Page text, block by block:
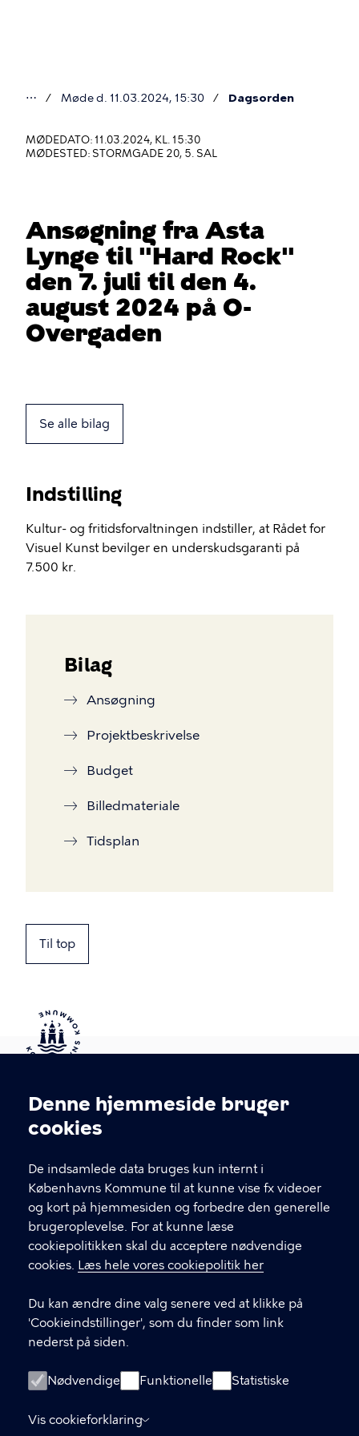
Cookieindstillinger
Denne hjemmeside bruger
cookies
De indsamlede data bruges kun internt i
Københavns Kommune til at kunne vise fx videoer
og kort på hjemmesiden og forbedre den generelle
brugeroplevelse. For at kunne læse
cookiepolitikken skal du acceptere nødvendige
cookies. Læs hele vores cookiepolitik her
Du kan ændre dine valg senere ved at klikke på
'Cookieindstillinger', som du finder som link
nederst på siden.
Nødvendige Funktionelle Statistiske
Vis cookieforklaring
er
her
⋯ Møde d. 11.03.2024, 15:30 Dagsorden
MØDEDATO: 11.03.2024, KL. 15:30
MØDESTED: STORMGADE 20, 5. SAL
Ansøgning fra Asta
Lynge til "Hard Rock"
den 7. juli til den 4.
august 2024 på O-
Overgaden
Se alle bilag
Indstilling
Kultur- og fritidsforvaltningen indstiller, at Rådet for
Visuel Kunst bevilger en underskudsgaranti på
7.500 kr.
Bilag
Ansøgning
Projektbeskrivelse
Budget
Billedmateriale
Tidsplan
Til top
Kontakt Københavns Kommune
T
fFind andre kontakter her
CVR-nummer64942212
GENVEJE
Digital Post
Databeskyttelse
Tilgængelighedserklæring
Om hjemmesiden